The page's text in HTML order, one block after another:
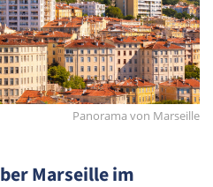
Panorama von Marseille
Marseille im